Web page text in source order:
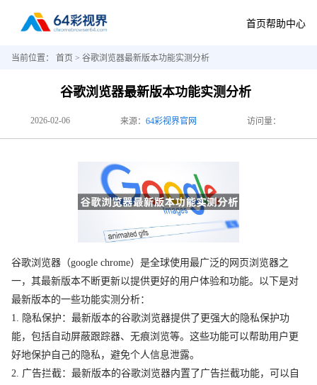
首页帮助中心
当前位置： 首页 > 谷歌浏览器最新版本功能实测分析
谷歌浏览器最新版本功能实测分析
2026-02-06 来源： 64彩视界官网 访问量：
谷歌浏览器（google chrome）是全球使用最广泛的网页浏览器之
一，其最新版本不断更新以提供更好的用户体验和功能。以下是对
最新版本的一些功能实测分析：
1. 隐私保护：最新版本的谷歌浏览器提供了更强大的隐私保护功
能，包括自动屏蔽跟踪器、无痕浏览等。这些功能可以帮助用户更
好地保护自己的隐私，避免个人信息泄露。
2. 广告拦截：最新版本的谷歌浏览器内置了广告拦截功能，可以自